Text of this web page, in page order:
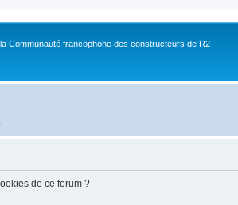
Communauté francophone des constructeurs de R2
de ce forum ?